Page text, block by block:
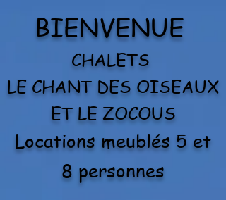
BIENVENUE
CHALETS
LE CHANT DES OISEAUX
ET LE ZOCOUS
Locations meublés 5 et
8 personnes